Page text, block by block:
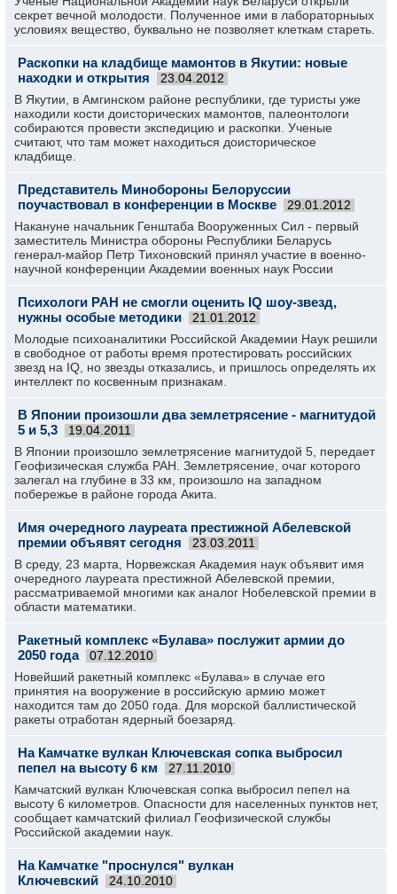
секрет вечной молодости. Полученное ими в лабораторныых
условиях вещество, буквально не позволяет клеткам стареть.
Раскопки на кладбище мамонтов в Якутии: новые
находки и открытия
23.04.2012
В Якутии, в Амгинском районе республики, где туристы уже
находили кости доисторических мамонтов, палеонтологи
собираются провести экспедицию и раскопки. Ученые
считают, что там может находиться доисторическое
кладбище.
Представитель Минобороны Белоруссии
поучаствовал в конференции в Москве
29.01.2012
Накануне начальник Генштаба Вооруженных Сил - первый
заместитель Министра обороны Республики Беларусь
генерал-майор Петр Тихоновский принял участие в военно-
научной конференции Академии военных наук России
Психологи РАН не смогли оценить IQ шоу-звезд,
нужны особые методики
21.01.2012
Молодые психоаналитики Российской Академии Наук решили
в свободное от работы время протестировать российских
звезд на IQ, но звезды отказались, и пришлось определять их
интеллект по косвенным признакам.
В Японии произошли два землетрясение - магнитудой
5 и 5,3
19.04.2011
В Японии произошло землетрясение магнитудой 5, передает
Геофизическая служба РАН. Землетрясение, очаг которого
залегал на глубине в 33 км, произошло на западном
побережье в районе города Акита.
Имя очередного лауреата престижной Абелевской
премии объявят сегодня
23.03.2011
В среду, 23 марта, Норвежская Академия наук объявит имя
очередного лауреата престижной Абелевской премии,
рассматриваемой многими как аналог Нобелевской премии в
области математики.
Ракетный комплекс «Булава» послужит армии до
2050 года
07.12.2010
Новейший ракетный комплекс «Булава» в случае его
принятия на вооружение в российскую армию может
находится там до 2050 года. Для морской баллистической
ракеты отработан ядерный боезаряд.
На Камчатке вулкан Ключевская сопка выбросил
пепел на высоту 6 км
27.11.2010
Камчатский вулкан Ключевская сопка выбросил пепел на
высоту 6 километров. Опасности для населенных пунктов нет,
сообщает камчатский филиал Геофизической службы
Российской академии наук.
На Камчатке "проснулся" вулкан
Ключевский
24.10.2010